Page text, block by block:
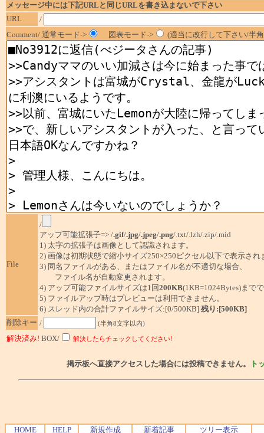
メッセージ中には下記URLと同じURLを書き込まないで下さい
URL
/
Comment/ 通常モード->
図表モード-> (適当に改行して下さい/半
File
/
アップ可能拡張子=> /.gif/.jpg/.jpeg/.png/.txt/.lzh/.zip/.mid
1) 太字の拡張子は画像として認識されます。
2) 画像は初期状態で縮小サイズ250×250ピクセル以下で表示され
3) 同名ファイルがある、またはファイル名が不適切な場合、
ファイル名が自動変更されます。
4) アップ可能ファイルサイズは1回200KB(1KB=1024Bytes)まで
5) ファイルアップ時はプレビューは利用できません。
6) スレッド内の合計ファイルサイズ:[0/500KB] 残り:[500KB]
削除キー / (半角8文字以内)
解決済み! BOX/ 解決したらチェックしてください!
掲示板へ直接アクセスした場合には投稿できません。 ト
HOME HELP 新規作成 新着記事 ツリー表示